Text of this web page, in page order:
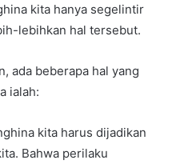
kita hanya segelintir
lebihkan hal tersebut.
ada beberapa hal yang
ialah:
kita harus dijadikan
Bahwa perilaku